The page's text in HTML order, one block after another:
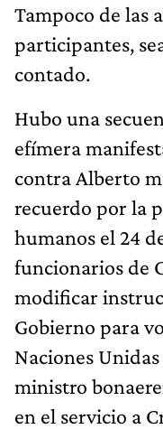
Tampoco de las
participantes,
contado.
Hubo una
efímera
contra Alberto
recuerdo por la
humanos el 24
funcionarios de
modificar
Gobierno para
Naciones
ministro
en el servicio a